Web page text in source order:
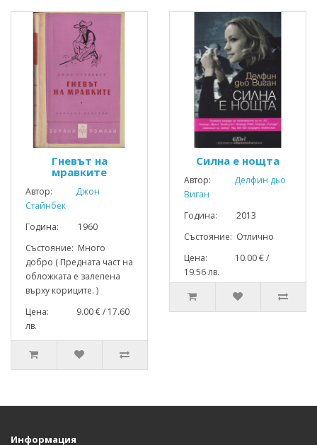
Гневът на
мравките
Автор:
Джон
Стайнбек
Година: 1960
Състояние: Много
добро ( Предната част на
обложката е залепена
върху кориците. )
Цена: 9.00 € / 17.60
лв.
Силна е нощта
Автор:
Делфин дьо
Виган
Година: 2013
Състояние: Отлично
Цена: 10.00 € /
19.56 лв.
Информация